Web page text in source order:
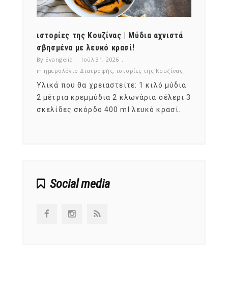
ιστορίες της Κουζίνας | Μύδια αχνιστά
σβησμένα με λευκό κρασί!
By Evangelia
Ιούλ 31, 2026
in ημερολόγιο Διατροφής, ιστορίες της Κουζίνας
Υλικά που θα χρειαστείτε: 1 κιλό μύδια
2 μέτρια κρεμμύδια 2 κλωνάρια σέλερι 3
σκελίδες σκόρδο 400 ml λευκό κρασί.
Social media